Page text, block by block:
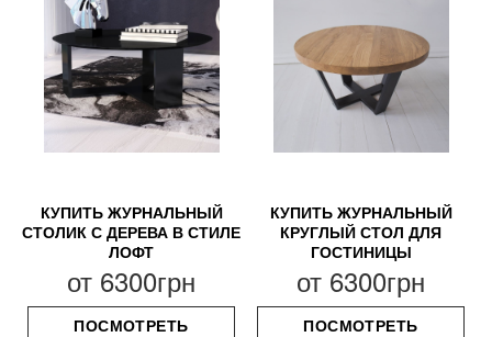
КУПИТЬ ЖУРНАЛЬНЫЙ
СТОЛИК С ДЕРЕВА В СТИЛЕ
ЛОФТ
от 6300грн
ПОСМОТРЕТЬ
КУПИТЬ ЖУРНАЛЬНЫЙ
КРУГЛЫЙ СТОЛ ДЛЯ
ГОСТИНИЦЫ
от 6300грн
ПОСМОТРЕТЬ